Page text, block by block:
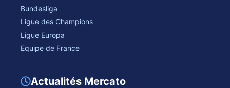
Bundesliga
Ligue des Champions
Ligue Europa
Equipe de France
Actualités Mercato